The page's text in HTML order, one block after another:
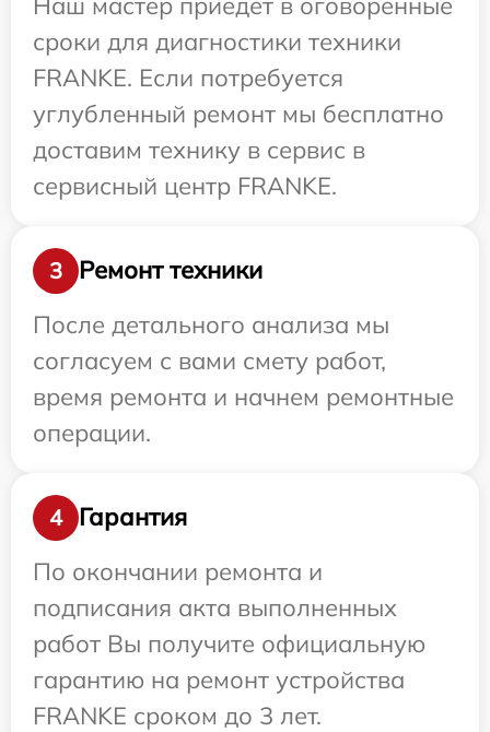
сроки для диагностики техники
FRANKE. Если потребуется
углубленный ремонт мы бесплатно
доставим технику в сервис в
сервисный центр FRANKE.
3
Ремонт техники
После детального анализа мы
согласуем с вами смету работ,
время ремонта и начнем ремонтные
операции.
4
Гарантия
По окончании ремонта и
подписания акта выполненных
работ Вы получите официальную
гарантию на ремонт устройства
FRANKE сроком до 3 лет.